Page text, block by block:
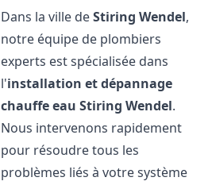
Dans la ville deStiring Wendel,
notre équipe de plombiers
experts est spécialisée dans
l'installation et dépannage
chauffe eau Stiring Wendel.
Nous intervenons rapidement
pour résoudre tous les
problèmes liés à votre système